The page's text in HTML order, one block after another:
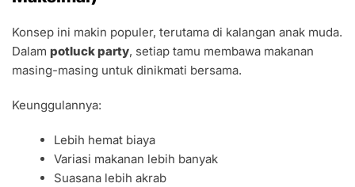
Konsep ini makin populer, terutama di kalangan anak muda.
Dalam potluck party, setiap tamu membawa makanan
masing-masing untuk dinikmati bersama.
Keunggulannya:
Lebih hemat biaya
Variasi makanan lebih banyak
Suasana lebih akrab